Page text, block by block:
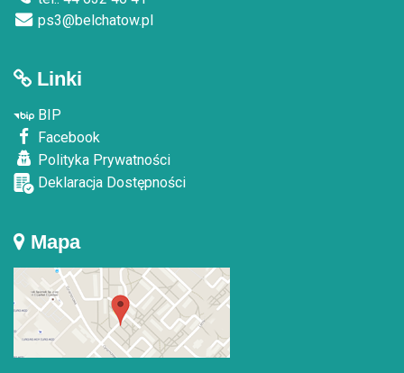
ps3@belchatow.pl
Linki
BIP
Facebook
Polityka Prywatności
Deklaracja Dostępności
Mapa